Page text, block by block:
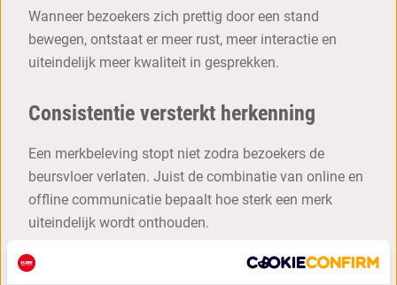
Wanneer bezoekers zich prettig door een stand
bewegen, ontstaat er meer rust, meer interactie en
uiteindelijk meer kwaliteit in gesprekken.
Consistentie versterkt herkenning
Een merkbeleving stopt niet zodra bezoekers de
beursvloer verlaten. Juist de combinatie van online en
offline communicatie bepaalt hoe sterk een merk
uiteindelijk wordt onthouden.
Wanneer een beursstand dezelfde uitstraling heeft als